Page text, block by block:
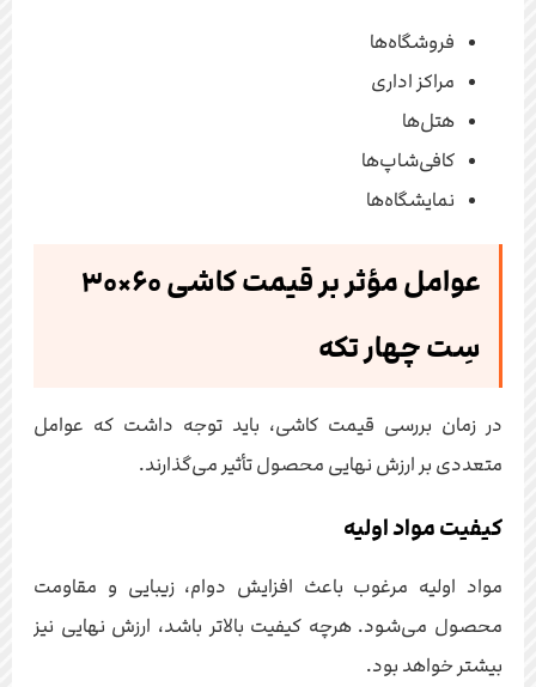
فروشگاه‌ها
مراکز اداری
هتل‌ها
کافی‌شاپ‌ها
نمایشگاه‌ها
عوامل مؤثر بر قیمت کاشی ۶۰×۳۰
سِت چهار تکه
در زمان بررسی قیمت کاشی، باید توجه داشت که عوامل
متعددی بر ارزش نهایی محصول تأثیر می‌گذارند.
کیفیت مواد اولیه
مواد اولیه مرغوب باعث افزایش دوام، زیبایی و مقاومت
محصول می‌شود. هرچه کیفیت بالاتر باشد، ارزش نهایی نیز
بیشتر خواهد بود.